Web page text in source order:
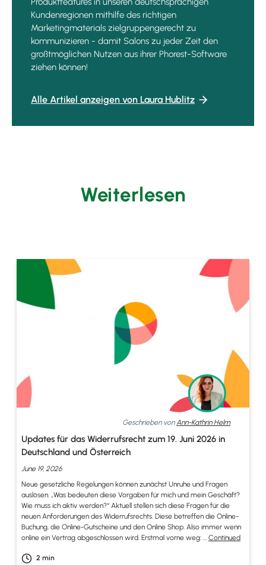
Kundenregionen mithilfe des richtigen
Marketingmaterials zielgruppengerecht zu
kommunizieren - damit Salons zu jeder Zeit den
großtmöglichen Nutzen aus ihrer Phorest-Software
ziehen können!
Alle Artikel anzeigen von Laura Hublitz
Weiterlesen
Geschrieben von Ann-Kathrin Helm
Updates für das Widerrufsrecht zum 19. Juni 2026 in
Deutschland und Österreich
June 19, 2026
Neue gesetzliche Regelungen können zunächst Unruhe und Fragen
auslösen. „Was bedeuten diese Vorgaben für mich und mein Geschäft?
Wie muss ich aktiv werden?“ Aktuell stellen sich diese Fragen für die
neuen Anforderungen des Widerrufsrechts. Diese betreffen die Online-
Buchung, die Online-Gutscheine und den Online Shop. Also immer wenn
online ein Vertrag abgeschlossen wird. Erstmal vorne weg: … Continued
2 min